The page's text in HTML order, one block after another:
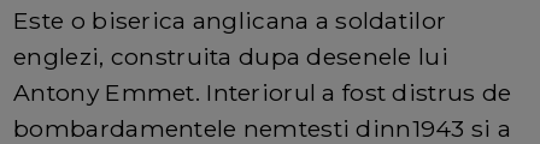
Este o biserica anglicana a soldatilor
englezi, construita dupa desenele lui
Antony Emmet. Interiorul a fost distrus de
bombardamentele nemtesti dinn1943 si a